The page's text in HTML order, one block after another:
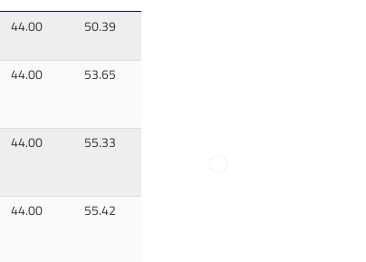
44.00 50.39
44.00 53.65
44.00 55.33
44.00 55.42